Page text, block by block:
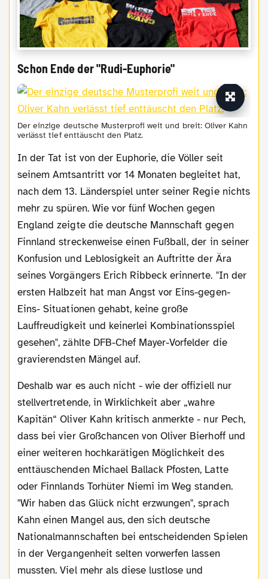
Schon Ende der "Rudi-Euphorie"
Der einzige deutsche Musterprofi weit und breit: Oliver Kahn
verlässt tief enttäuscht den Platz.
In der Tat ist von der Euphorie, die Völler seit
seinem Amtsantritt vor 14 Monaten begleitet hat,
nach dem 13. Länderspiel unter seiner Regie nichts
mehr zu spüren. Wie vor fünf Wochen gegen
England zeigte die deutsche Mannschaft gegen
Finnland streckenweise einen Fußball, der in seiner
Konfusion und Leblosigkeit an Auftritte der Ära
seines Vorgängers Erich Ribbeck erinnerte. "In der
ersten Halbzeit hat man Angst vor Eins-gegen-
Eins- Situationen gehabt, keine große
Lauffreudigkeit und keinerlei Kombinationsspiel
gesehen", zählte DFB-Chef Mayer-Vorfelder die
gravierendsten Mängel auf.
Deshalb war es auch nicht - wie der offiziell nur
stellvertretende, in Wirklichkeit aber „wahre
Kapitän“ Oliver Kahn kritisch anmerkte - nur Pech,
dass bei vier Großchancen von Oliver Bierhoff und
einer weiteren hochkarätigen Möglichkeit des
enttäuschenden Michael Ballack Pfosten, Latte
oder Finnlands Torhüter Niemi im Weg standen.
"Wir haben das Glück nicht erzwungen", sprach
Kahn einen Mangel aus, den sich deutsche
Nationalmannschaften bei entscheidenden Spielen
in der Vergangenheit selten vorwerfen lassen
mussten. Viel mehr als diese lustlose und